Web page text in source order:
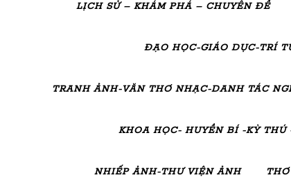
LỊCH SỬ – KHÁM PHÁ – CHUYÊN ĐỀ
ĐẠO HỌC-GIÁO DỤC-TRÍ
TRANH ẢNH-VĂN THƠ NHẠC-DANH TÁC
KHOA HỌC- HUYỀN BÍ -KỲ THÚ
NHIẾP ẢNH-THƯ VIỆN ẢNH